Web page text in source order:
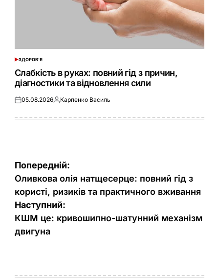
ОПУБЛІКУВАТИ
ЗДОРОВ'Я
Слабкість в руках: повний гід з причин,
діагностики та відновлення сили
Оприлюднено
05.08.2026Опубліковано
Карпенко Василь
Навігація
записів
Попередній:
Оливкова олія натщесерце: повний гід з
користі, ризиків та практичного вживання
Наступний:
КШМ це: кривошипно-шатунний механізм
двигуна